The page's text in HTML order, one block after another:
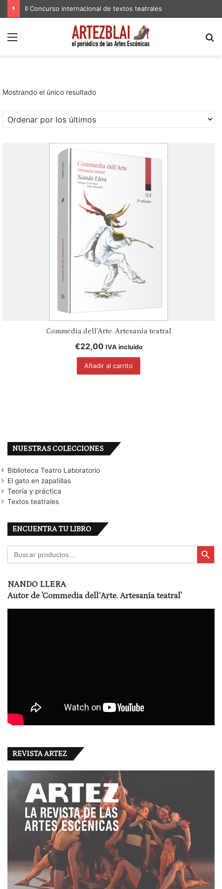
II Concurso internacional de textos teatrales
Menú
Mostrando el único resultado
Commedia dell’Arte. Artesanía teatral
€22,00 IVA incluido
Añadir al carrito
NUESTRAS COLECCIONES
Biblioteca Teatro Laboratorio
El gato en zapatillas
Teoría y práctica
Textos teatrales
ENCUENTRA TU LIBRO
Buscar: Botón de
NANDO LLERA
Autor de 'Commedia dell´Arte. Artesanía teatral'
REVISTA ARTEZ